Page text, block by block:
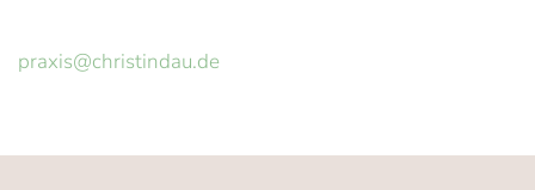
praxis@christindau.de